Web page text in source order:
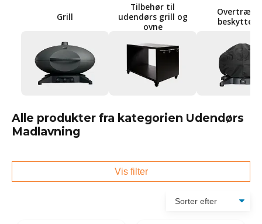
Grill
Tilbehør til
udendørs grill og
ovne
Overtræk
Alle produkter fra kategorien Udendørs
Madlavning
Vis filter